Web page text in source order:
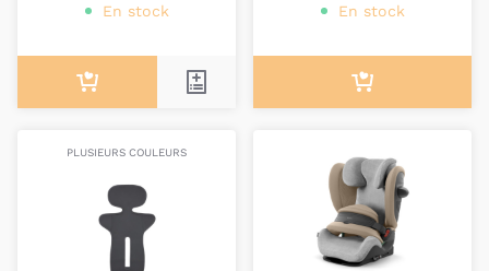
En stock En stock
PLUSIEURS COULEURS